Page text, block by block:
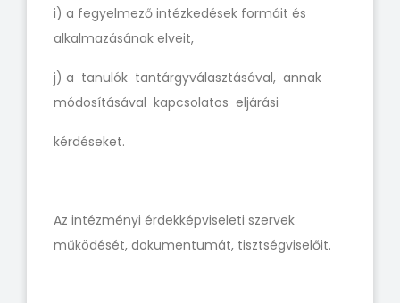
i) a fegyelmező intézkedések formáit és
alkalmazásának elveit,
j) a tanulók tantárgyválasztásával, annak
módosításával kapcsolatos eljárási
kérdéseket.
Az intézményi érdekképviseleti szervek
működését, dokumentumát, tisztségviselőit.